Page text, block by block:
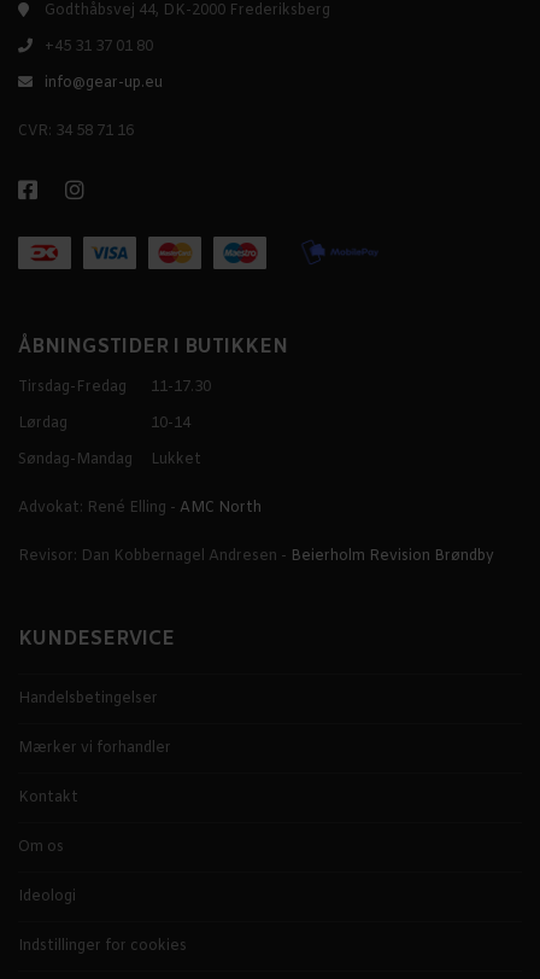
Godthåbsvej 44, DK-2000 Frederiksberg
+45 31 37 01 80
info@gear-up.eu
CVR: 34 58 71 16
ÅBNINGSTIDER I BUTIKKEN
Tirsdag-Fredag
11-17.30
Lørdag
10-14
Søndag-Mandag
Lukket
Advokat: René Elling - AMC North
Revisor: Dan Kobbernagel Andresen - Beierholm Revision Brøndby
KUNDESERVICE
Handelsbetingelser
Mærker vi forhandler
Kontakt
Om os
Ideologi
Indstillinger for cookies